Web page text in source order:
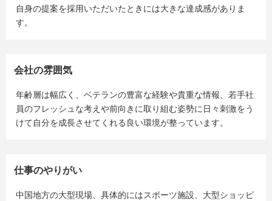
自身の提案を採用いただいたときには大きな達成感がありま
す。
会社の雰囲気
年齢層は幅広く、ベテランの豊富な経験や貴重な情報、若手社
員のフレッシュな考えや前向きに取り組む姿勢に日々刺激をう
けて自分を成長させてくれる良い環境が整っています。
仕事のやりがい
中国地方の大型現場、具体的にはスポーツ施設、大型ショッピ